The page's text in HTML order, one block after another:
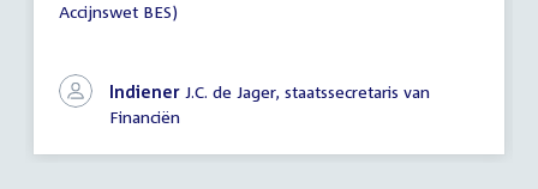
Accijnswet BES)
Indiener J.C. de Jager, staatssecretaris van
Financiën